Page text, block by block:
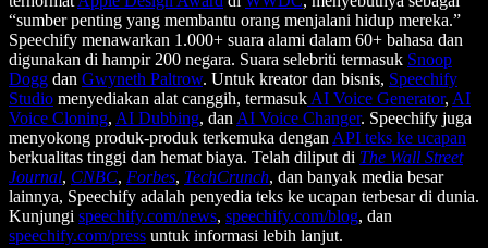
“sumber penting yang membantu orang menjalani hidup mereka.”
Speechify menawarkan 1.000+ suara alami dalam 60+ bahasa dan
digunakan di hampir 200 negara. Suara selebriti termasuk Snoop
Dogg dan Gwyneth Paltrow. Untuk kreator dan bisnis, Speechify
Studio menyediakan alat canggih, termasuk AI Voice Generator, AI
Voice Cloning, AI Dubbing, dan AI Voice Changer. Speechify juga
menyokong produk-produk terkemuka dengan API teks ke ucapan
berkualitas tinggi dan hemat biaya. Telah diliput di The Wall Street
Journal, CNBC, Forbes, TechCrunch, dan banyak media besar
lainnya, Speechify adalah penyedia teks ke ucapan terbesar di dunia.
Kunjungi speechify.com/news, speechify.com/blog, dan
speechify.com/press untuk informasi lebih lanjut.